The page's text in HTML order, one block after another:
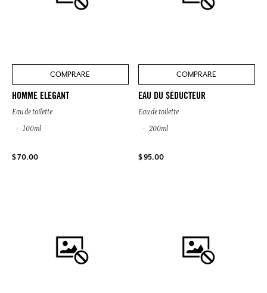
COMPRARE
HOMME ELEGANT
Eau de toilette
100ml
$ 70.00
COMPRARE
EAU DU SÉDUCTEUR
Eau de toilette
200ml
$ 95.00